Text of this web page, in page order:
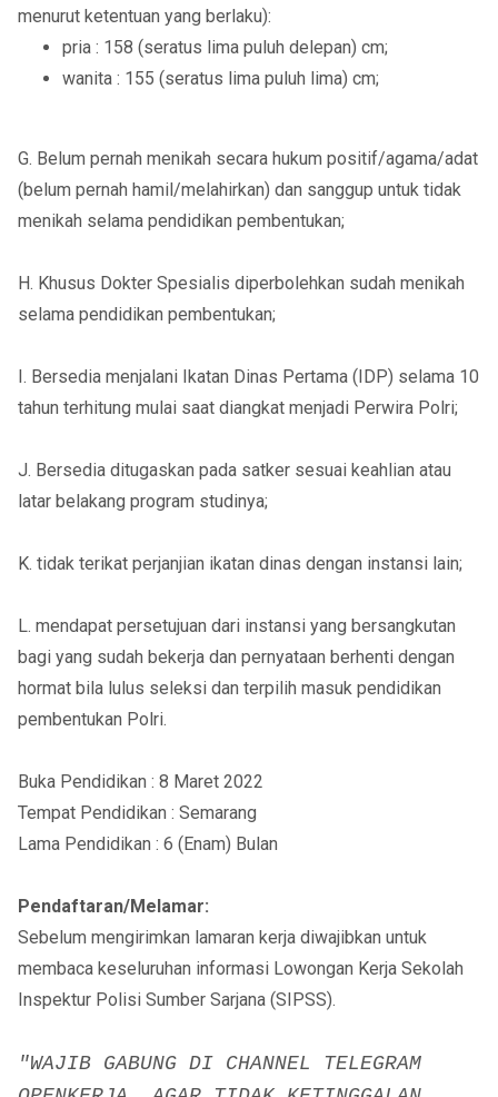
menurut ketentuan yang berlaku):
pria : 158 (seratus lima puluh delepan) cm;
wanita : 155 (seratus lima puluh lima) cm;
G. Belum pernah menikah secara hukum positif/agama/adat
(belum pernah hamil/melahirkan) dan sanggup untuk tidak
menikah selama pendidikan pembentukan;
H. Khusus Dokter Spesialis diperbolehkan sudah menikah
selama pendidikan pembentukan;
I. Bersedia menjalani Ikatan Dinas Pertama (IDP) selama 10
tahun terhitung mulai saat diangkat menjadi Perwira Polri;
J. Bersedia ditugaskan pada satker sesuai keahlian atau
latar belakang program studinya;
K. tidak terikat perjanjian ikatan dinas dengan instansi lain;
L. mendapat persetujuan dari instansi yang bersangkutan
bagi yang sudah bekerja dan pernyataan berhenti dengan
hormat bila lulus seleksi dan terpilih masuk pendidikan
pembentukan Polri.
Buka Pendidikan : 8 Maret 2022
Tempat Pendidikan : Semarang
Lama Pendidikan : 6 (Enam) Bulan
Pendaftaran/Melamar:
Sebelum mengirimkan lamaran kerja diwajibkan untuk
membaca keseluruhan informasi Lowongan Kerja Sekolah
Inspektur Polisi Sumber Sarjana (SIPSS).
"WAJIB GABUNG DI CHANNEL TELEGRAM